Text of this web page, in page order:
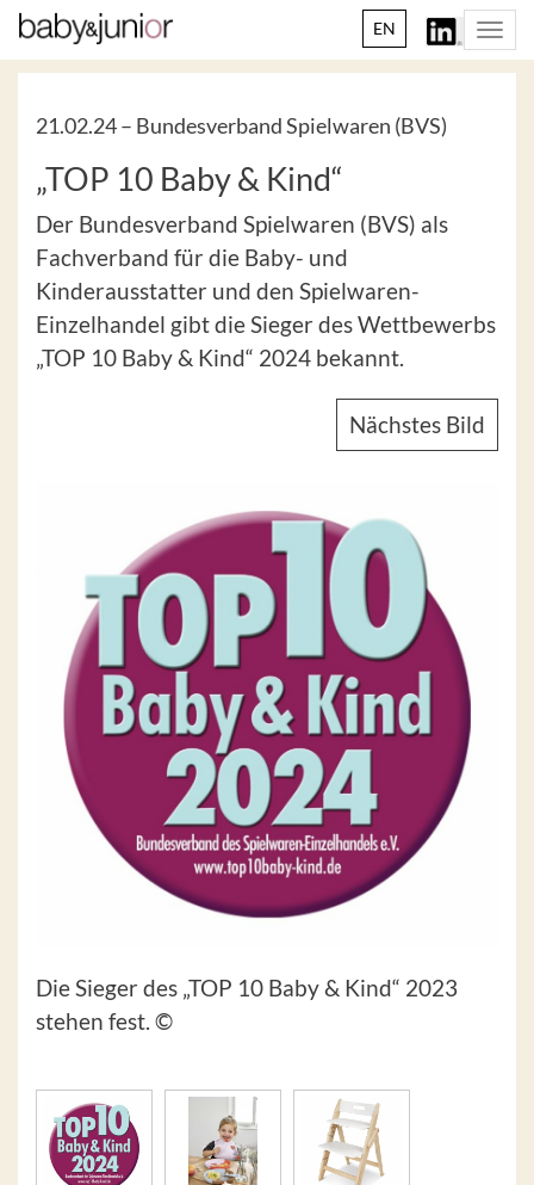
EN
21.02.24 – Bundesverband Spielwaren (BVS)
„TOP 10 Baby & Kind“
Der Bundesverband Spielwaren (BVS) als
Fachverband für die Baby- und
Kinderausstatter und den Spielwaren-
Einzelhandel gibt die Sieger des Wettbewerbs
„TOP 10 Baby & Kind“ 2024 bekannt.
Nächstes Bild
Die Sieger des „TOP 10 Baby & Kind“ 2023
stehen fest. ©